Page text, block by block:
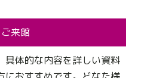
ご来館
具体的な内容を詳しい資料